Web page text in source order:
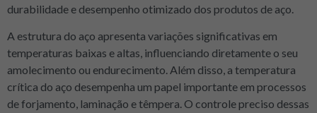
durabilidade e desempenho otimizado dos produtos de aço.
A estrutura do aço apresenta variações significativas em
temperaturas baixas e altas, influenciando diretamente o seu
amolecimento ou endurecimento. Além disso, a temperatura
crítica do aço desempenha um papel importante em processos
de forjamento, laminação e têmpera. O controle preciso dessas